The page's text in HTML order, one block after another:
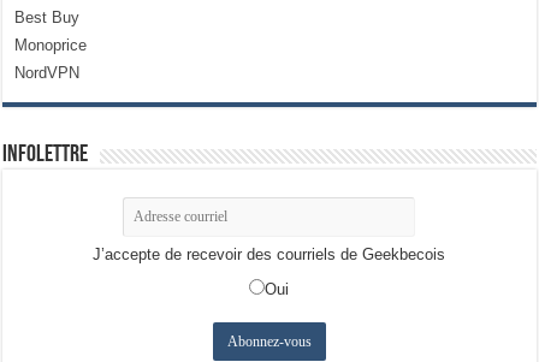
Best Buy
Monoprice
NordVPN
Infolettre
J’accepte de recevoir des courriels de Geekbecois
Oui